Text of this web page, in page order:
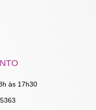
às 17h30